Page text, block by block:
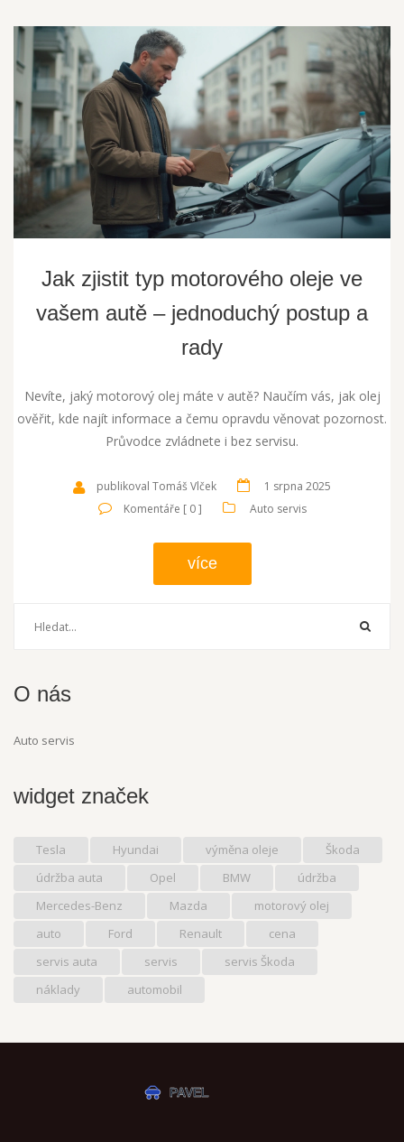
Jak zjistit typ motorového oleje ve
vašem autě – jednoduchý postup a
rady
Nevíte, jaký motorový olej máte v autě? Naučím vás, jak olej
ověřit, kde najít informace a čemu opravdu věnovat pozornost.
Průvodce zvládnete i bez servisu.
publikoval Tomáš Vlček
1 srpna 2025
Komentáře [ 0 ]
Auto servis
více
O nás
Auto servis
widget značek
Tesla Hyundai výměna oleje
Škoda
údržba auta
Opel BMW
údržba
Mercedes-Benz
Mazda
motorový olej
auto
Ford Renault
cena
servis auta
servis
servis Škoda
náklady
automobil